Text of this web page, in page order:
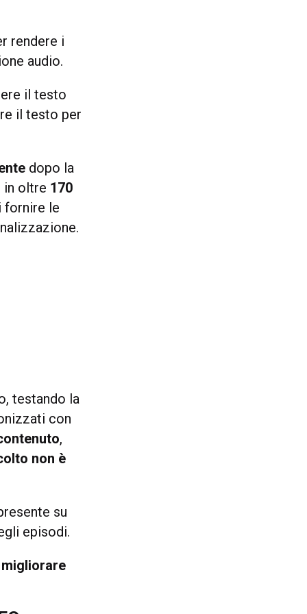
rendere i
audio.
il testo
il testo per
dopo la
in oltre 170
fornire le
testando la
con
,
non è
su
episodi.
migliorare